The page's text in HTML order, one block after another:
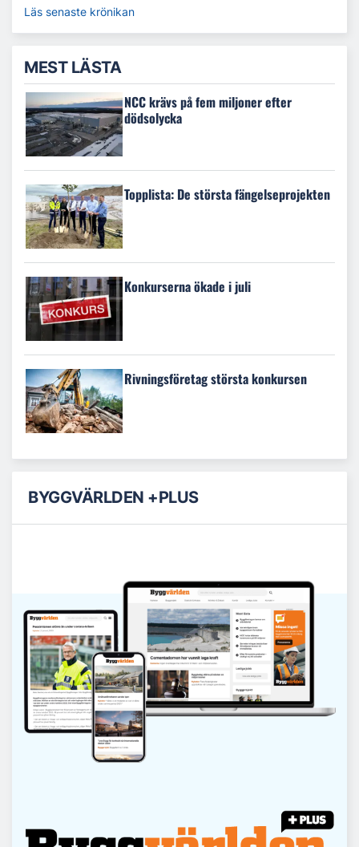
Läs senaste krönikan
MEST LÄSTA
NCC krävs på fem miljoner efter
dödsolycka
Topplista: De största fängelseprojekten
Konkurserna ökade i juli
Rivningsföretag största konkursen
BYGGVÄRLDEN +PLUS